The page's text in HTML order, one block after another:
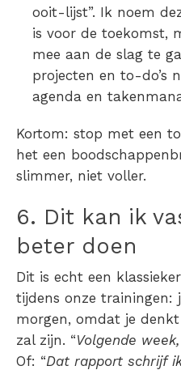
ooit-lijst”. Ik noem
is voor de toekomst,
mee aan de slag te
projecten en to-do’s
agenda en
Kortom: stop met een
het een
slimmer, niet voller.
6. Dit kan ik
beter doen
Dit is echt een
tijdens onze trainingen:
morgen, omdat je
zal zijn. “Volgende
Of: “Dat rapport schrijf